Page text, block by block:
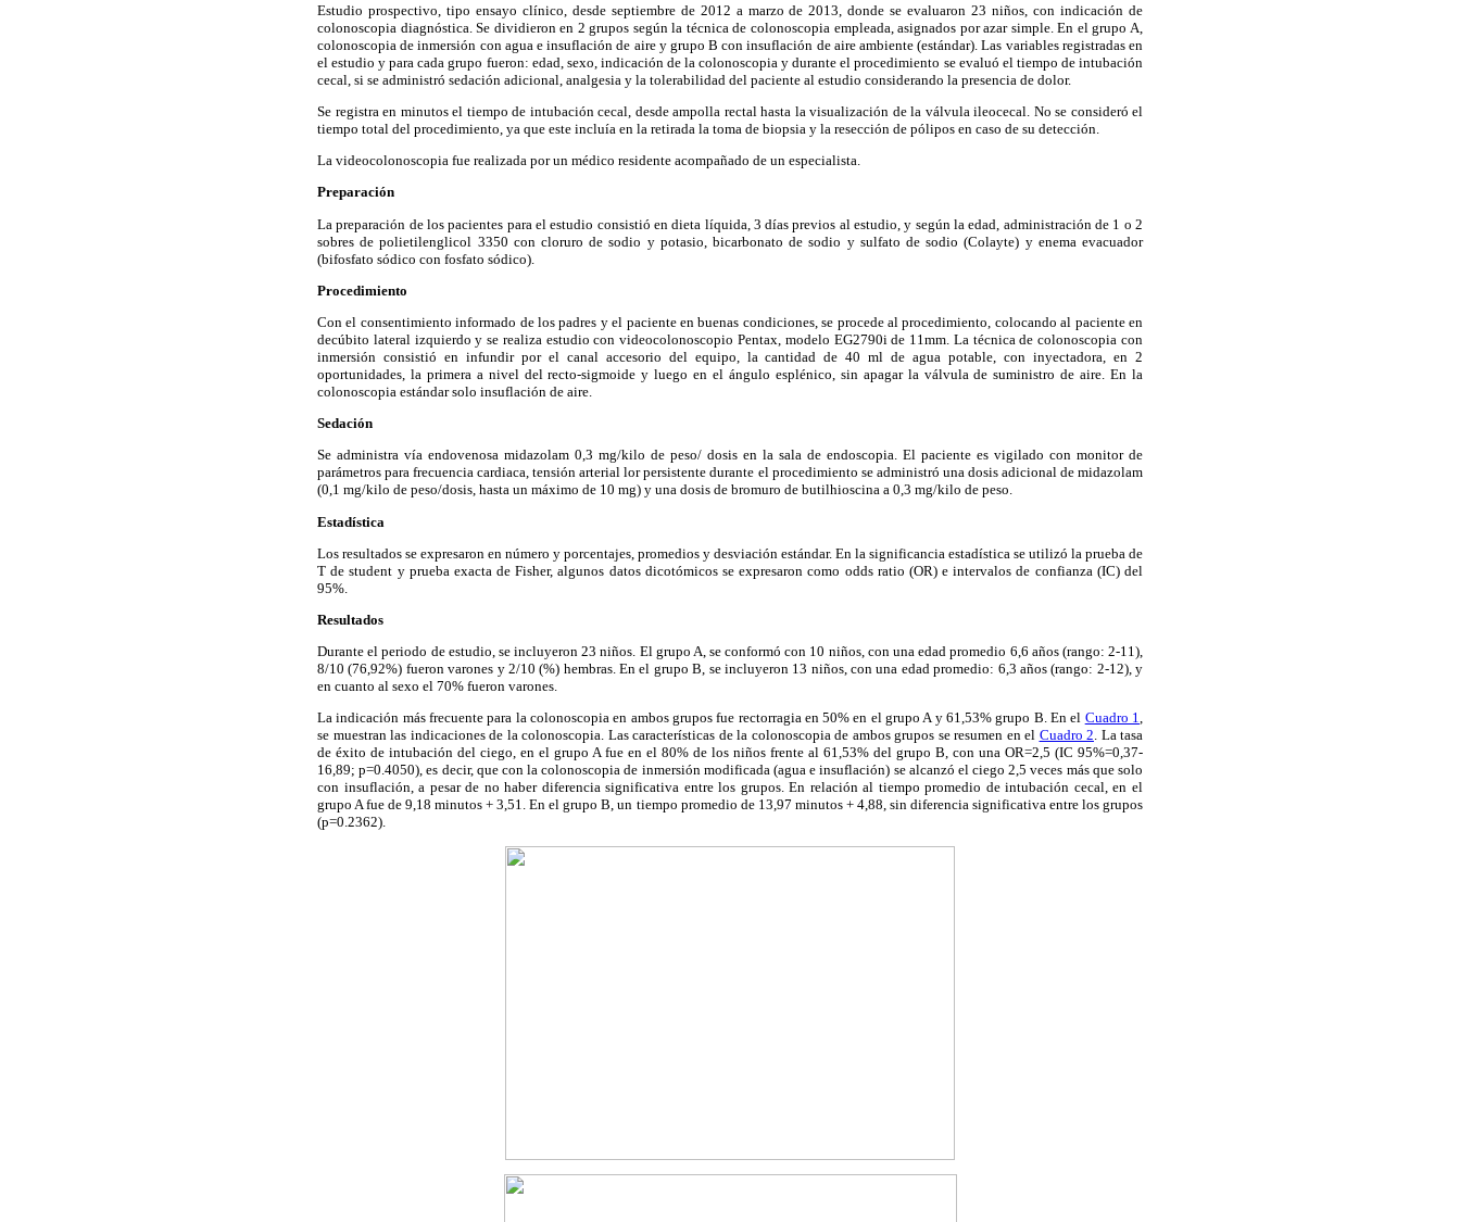
Estudio prospectivo, tipo ensayo clínico, desde septiembre de 2012 a marzo de 2013, donde se evaluaron 23 niños, con indicación de
colonoscopia diagnóstica. Se dividieron en 2 grupos según la técnica de colonoscopia empleada, asignados por azar simple. En el grupo A,
colonoscopia de inmersión con agua e insuflación de aire y grupo B con insuflación de aire ambiente (estándar). Las variables registradas en
el estudio y para cada grupo fueron: edad, sexo, indicación de la colonoscopia y durante el procedimiento se evaluó el tiempo de intubación
cecal, si se administró sedación adicional, analgesia y la tolerabilidad del paciente al estudio considerando la presencia de dolor.
Se registra en minutos el tiempo de intubación cecal, desde ampolla rectal hasta la visualización de la válvula ileocecal. No se consideró el
tiempo total del procedimiento, ya que este incluía en la retirada la toma de biopsia y la resección de pólipos en caso de su detección.
La videocolonoscopia fue realizada por un médico residente acompañado de un especialista.
Preparación
La preparación de los pacientes para el estudio consistió en dieta líquida, 3 días previos al estudio, y según la edad, administración de 1 o 2
sobres de polietilenglicol 3350 con cloruro de sodio y potasio, bicarbonato de sodio y sulfato de sodio (Colayte) y enema evacuador
(bifosfato sódico con fosfato sódico).
Procedimiento
Con el consentimiento informado de los padres y el paciente en buenas condiciones, se procede al procedimiento, colocando al paciente en
decúbito lateral izquierdo y se realiza estudio con videocolonoscopio Pentax, modelo EG2790i de 11mm. La técnica de colonoscopia con
inmersión consistió en infundir por el canal accesorio del equipo, la cantidad de 40 ml de agua potable, con inyectadora, en 2
oportunidades, la primera a nivel del recto-sigmoide y luego en el ángulo esplénico, sin apagar la válvula de suministro de aire. En la
colonoscopia estándar solo insuflación de aire.
Sedación
Se administra vía endovenosa midazolam 0,3 mg/kilo de peso/ dosis en la sala de endoscopia. El paciente es vigilado con monitor de
parámetros para frecuencia cardiaca, tensión arterial lor persistente durante el procedimiento se administró una dosis adicional de midazolam
(0,1 mg/kilo de peso/dosis, hasta un máximo de 10 mg) y una dosis de bromuro de butilhioscina a 0,3 mg/kilo de peso.
Estadística
Los resultados se expresaron en número y porcentajes, promedios y desviación estándar. En la significancia estadística se utilizó la prueba de
T de student y prueba exacta de Fisher, algunos datos dicotómicos se expresaron como odds ratio (OR) e intervalos de confianza (IC) del
95%.
Resultados
Durante el periodo de estudio, se incluyeron 23 niños. El grupo A, se conformó con 10 niños, con una edad promedio 6,6 años (rango: 2-11),
8/10 (76,92%) fueron varones y 2/10 (%) hembras. En el grupo B, se incluyeron 13 niños, con una edad promedio: 6,3 años (rango: 2-12), y
en cuanto al sexo el 70% fueron varones.
La indicación más frecuente para la colonoscopia en ambos grupos fue rectorragia en 50% en el grupo A y 61,53% grupo B. En el Cuadro 1,
se muestran las indicaciones de la colonoscopia. Las características de la colonoscopia de ambos grupos se resumen en el Cuadro 2. La tasa
de éxito de intubación del ciego, en el grupo A fue en el 80% de los niños frente al 61,53% del grupo B, con una OR=2,5 (IC 95%=0,37-
16,89; p=0.4050), es decir, que con la colonoscopia de inmersión modificada (agua e insuflación) se alcanzó el ciego 2,5 veces más que solo
con insuflación, a pesar de no haber diferencia significativa entre los grupos. En relación al tiempo promedio de intubación cecal, en el
grupo A fue de 9,18 minutos + 3,51. En el grupo B, un tiempo promedio de 13,97 minutos + 4,88, sin diferencia significativa entre los grupos
(p=0.2362).